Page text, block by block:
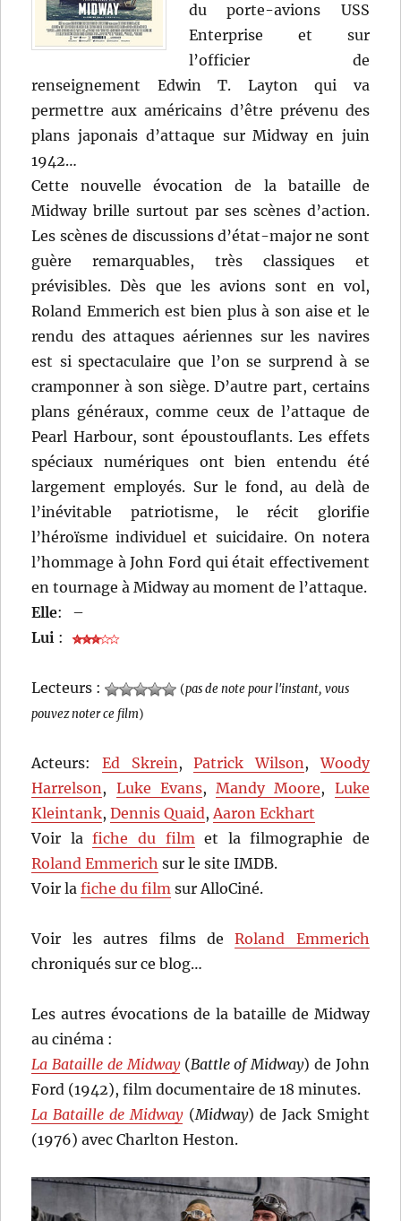
du porte-avions USS
Enterprise et sur
l’officier de
renseignement Edwin T. Layton qui va
permettre aux américains d’être prévenu des
plans japonais d’attaque sur Midway en juin
1942…
Cette nouvelle évocation de la bataille de
Midway brille surtout par ses scènes d’action.
Les scènes de discussions d’état-major ne sont
guère remarquables, très classiques et
prévisibles. Dès que les avions sont en vol,
Roland Emmerich est bien plus à son aise et le
rendu des attaques aériennes sur les navires
est si spectaculaire que l’on se surprend à se
cramponner à son siège. D’autre part, certains
plans généraux, comme ceux de l’attaque de
Pearl Harbour, sont époustouflants. Les effets
spéciaux numériques ont bien entendu été
largement employés. Sur le fond, au delà de
l’inévitable patriotisme, le récit glorifie
l’héroïsme individuel et suicidaire. On notera
l’hommage à John Ford qui était effectivement
en tournage à Midway au moment de l’attaque.
Elle:
–
Lui :
Lecteurs : (pas de note pour l'instant, vous
pouvez noter ce film)
Acteurs: Ed Skrein,Patrick Wilson,Woody
Harrelson, Luke Evans,Mandy Moore, Luke
Kleintank,Dennis Quaid,Aaron Eckhart
Voir lafiche du filmet la filmographie de
Roland Emmerich sur le site IMDB.
Voir lafiche du film sur AlloCiné.
Voir les autres films deRoland Emmerich
chroniqués sur ce blog…
Les autres évocations de la bataille de Midway
au cinéma :
La Bataille de Midway(Battle of Midway) de John
Ford (1942), film documentaire de 18 minutes.
La Bataille de Midway(Midway) de Jack Smight
(1976) avec Charlton Heston.